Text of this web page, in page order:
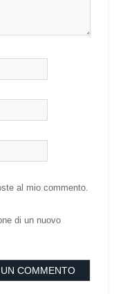
al mio commento.
di un nuovo